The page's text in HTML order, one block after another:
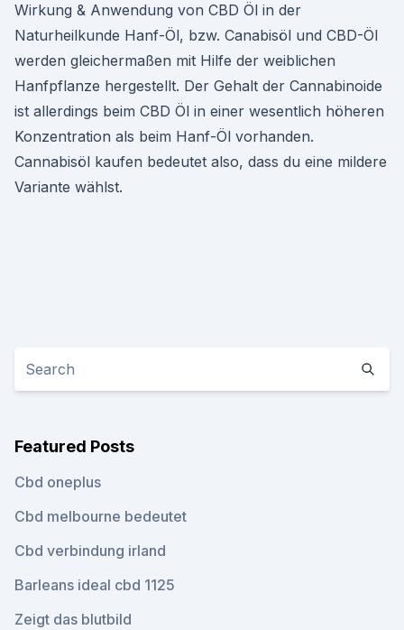
Wirkung & Anwendung von CBD Öl in der
Naturheilkunde Hanf-Öl, bzw. Canabisöl und CBD-Öl
werden gleichermaßen mit Hilfe der weiblichen
Hanfpflanze hergestellt. Der Gehalt der Cannabinoide
ist allerdings beim CBD Öl in einer wesentlich höheren
Konzentration als beim Hanf-Öl vorhanden.
Cannabisöl kaufen bedeutet also, dass du eine mildere
Variante wählst.
Featured Posts
Cbd oneplus
Cbd melbourne bedeutet
Cbd verbindung irland
Barleans ideal cbd 1125
Zeigt das blutbild